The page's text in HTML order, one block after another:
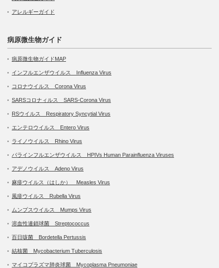
アレルギーガイド
病原微生物ガイド
病原微生物ガイドMAP
インフルエンザウイルス Influenza Virus
コロナウイルス Corona Virus
SARSコロナィルス SARS-Corona Virus
RSウイルス Respiratory Syncytial Virus
エンテロウイルス Entero Virus
ライノウイルス Rhino Virus
パラインフルエンザウイルス HPIVs Human Parainfluenza Viruses
アデノウイルス Adeno Virus
麻疹ウイルス（はしか） Measles Virus
風疹ウイルス Rubella Virus
ムンプスウイルス Mumps Virus
溶血性連鎖球菌 Streptococcus
百日咳菌 Bordetella Pertussis
結核菌 Mycobacterium Tuberculosis
マイコプラズマ肺炎球菌 Mycoplasma Pneumoniae